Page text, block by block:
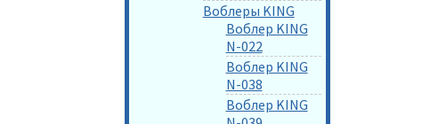
Воблеры KING
Воблер KING
N-022
Воблер KING
N-038
Воблер KING